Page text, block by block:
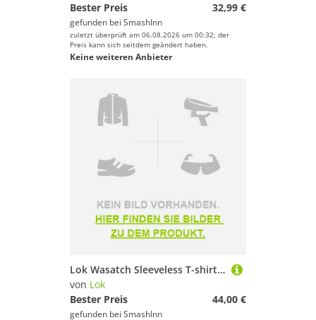
Bester Preis
32,99 €
gefunden bei SmashInn
zuletzt überprüft am 06.08.2026 um 00:32; der
Preis kann sich seitdem geändert haben.
Keine weiteren Anbieter
Lok Wasatch Sleeveless T-shirt Weiß M Frau
von Lok
Bester Preis
44,00 €
gefunden bei SmashInn